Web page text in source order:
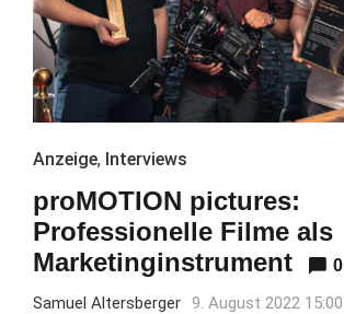
Anzeige, Interviews
proMOTION pictures:
Professionelle Filme als
Marketinginstrument
0
Samuel Altersberger 9. August 2022 15:00